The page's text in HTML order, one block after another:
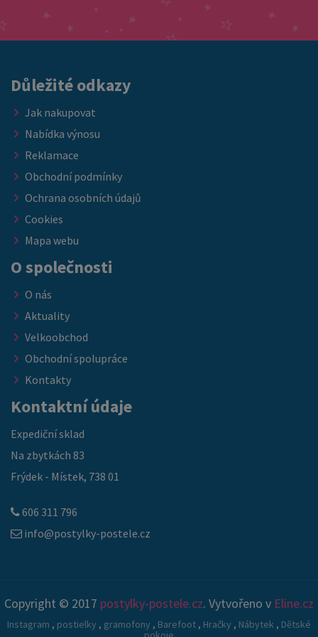
odesíláme ihned Pokud hledáte kvalitní matraci za skvělou
nebo ubytovacích kapacit. ➡️ Nabídka platí do vyprodání
Důležité odkazy
Jak nakupovat
Nabídka výnosu
Reklamace
Obchodní podmínky
Ochrana osobních údajů
Cookies
Mapa webu
O společnosti
O nás
Aktuality
Velkoobchod
Obchodní spolupráce
Kontakty
Kontaktní údaje
Expediční sklad
Na zbytkách 83
Frýdek - Místek, 738 01
606 311 796
info@postylky-postele.cz
Copyright © 2017 postylky-postele.cz. Vytvořeno v Eline.cz
Instagram , postielky , gramofony , Barefoot , Hračky , Nábytek , Dětské